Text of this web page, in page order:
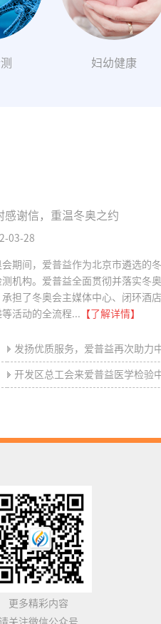
妇幼健康
感谢信，重温冬奥之约
03-28
会期间，爱普益作为北京市遴选的
测机构。爱普益全面贯彻并落实冬
承担了冬奥会主媒体中心、闭环酒
等活动的全流程... 【了解详情】
发扬优质服务，爱普益再次助力
开发区总工会来爱普益医学检验
更多精彩内容
关注微信公众号